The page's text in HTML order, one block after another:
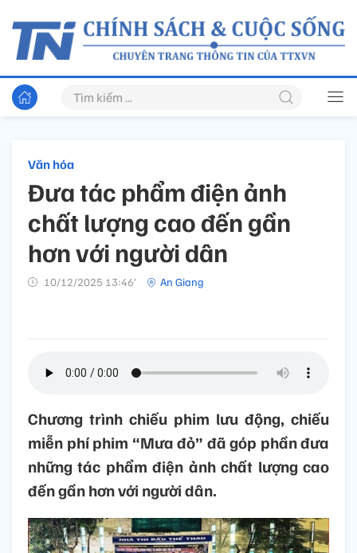
Văn hóa
Đưa tác phẩm điện ảnh
chất lượng cao đến gần
hơn với người dân
10/12/2025 13:46’ An Giang
Chương trình chiếu phim lưu động, chiếu
miễn phí phim “Mưa đỏ” đã góp phần đưa
những tác phẩm điện ảnh chất lượng cao
đến gần hơn với người dân.